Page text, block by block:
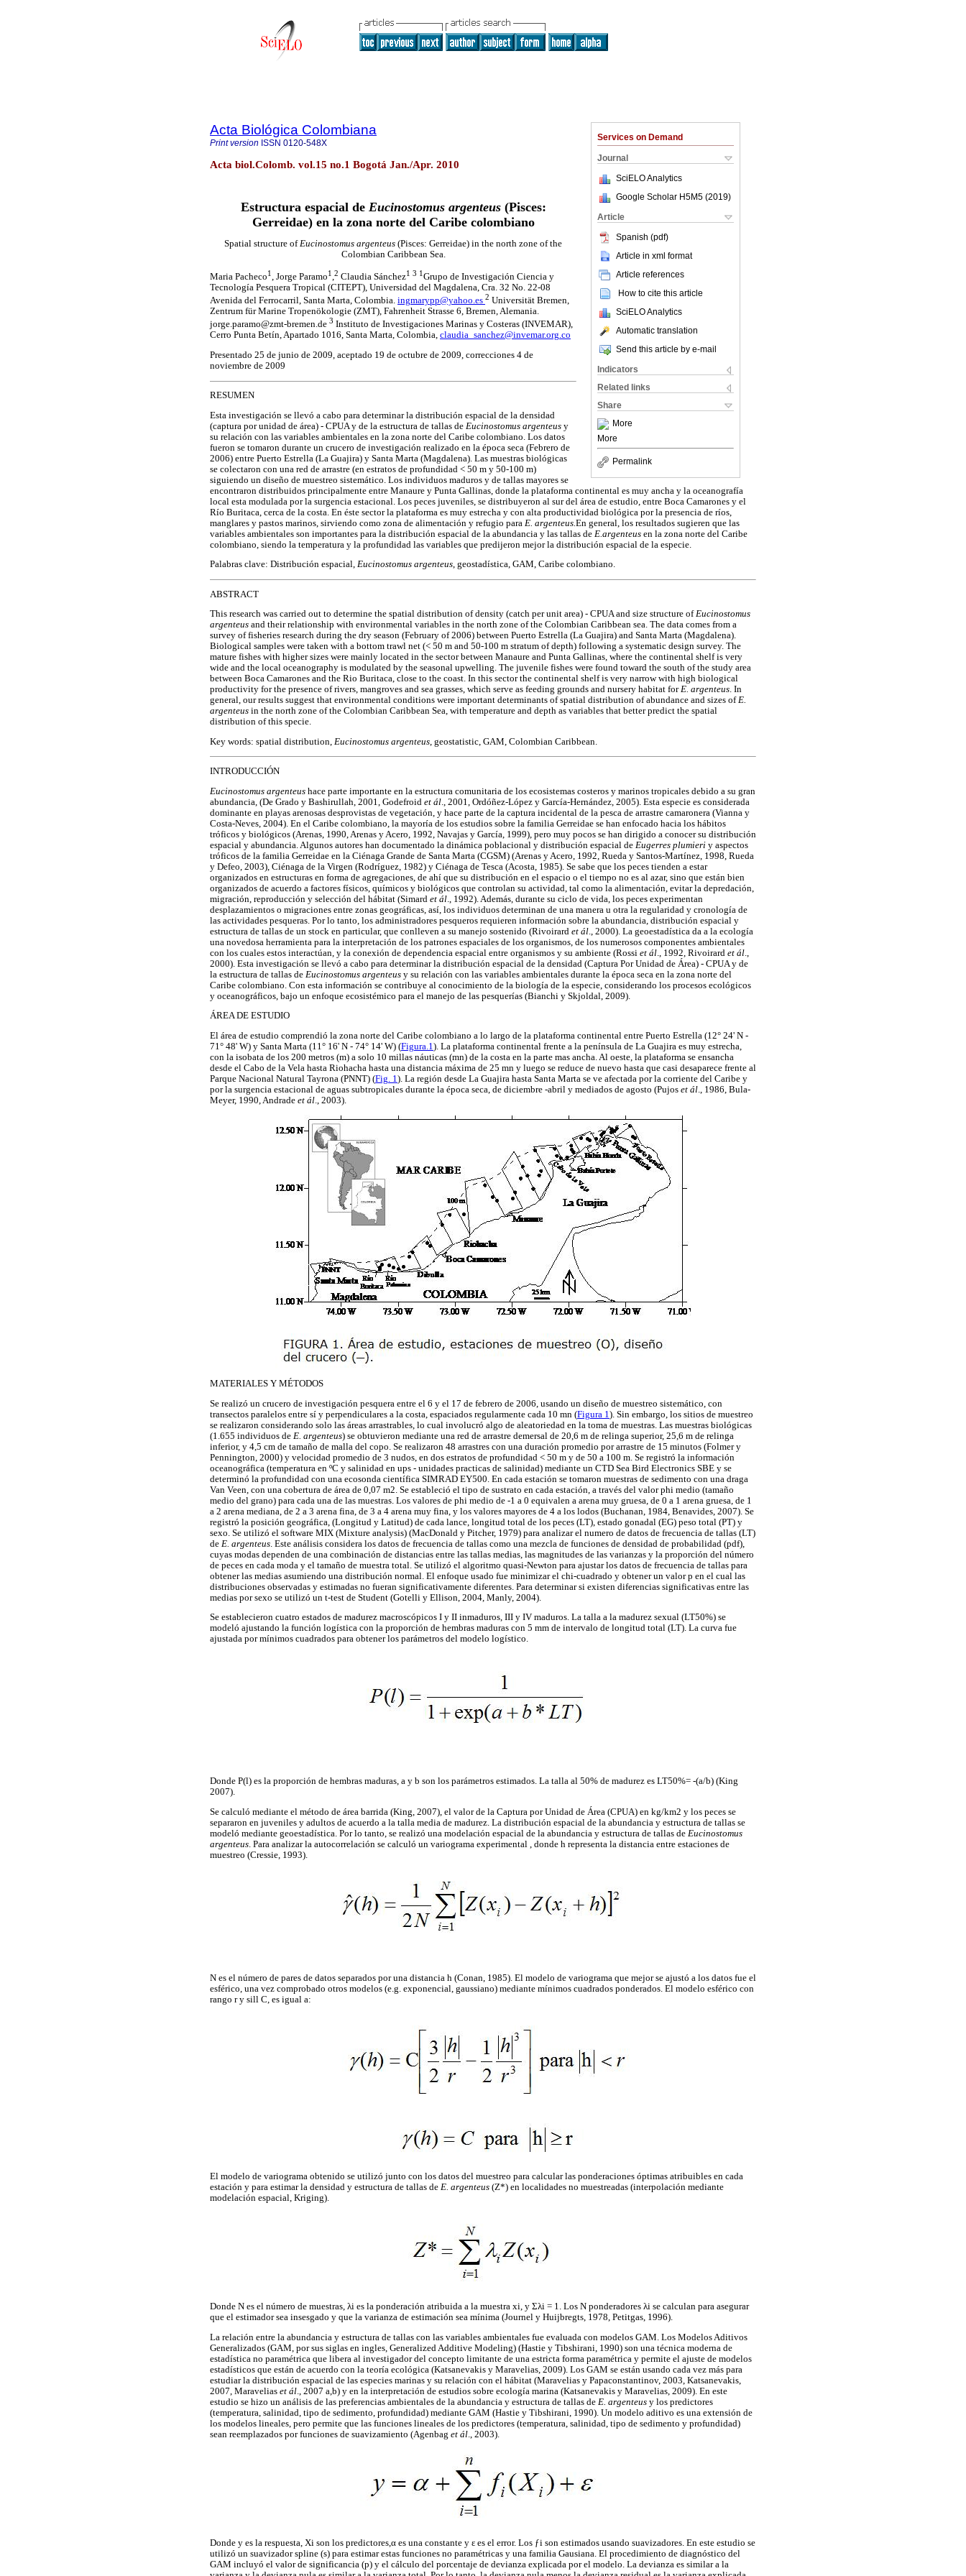
Services on Demand
Journal
SciELO Analytics
Google Scholar H5M5 (2019)
Article
Spanish (pdf)
Article in xml format
Article references
How to cite this article
SciELO Analytics
Automatic translation
Send this article by e-mail
Indicators
Related links
Share
More
More
Permalink
Acta Biológica Colombiana
Print version ISSN 0120-548X
Acta biol.Colomb. vol.15 no.1 Bogotá Jan./Apr. 2010
Estructura espacial de Eucinostomus argenteus (Pisces:
Gerreidae) en la zona norte del Caribe colombiano
Spatial structure ofEucinostomus argenteus (Pisces: Gerreidae) in the north zone of the
Colombian Caribbean Sea.
Maria Pacheco1 , Jorge Paramo1 ,2 Claudia Sánchez1 3 1 Grupo de Investigación Ciencia y
Tecnología Pesquera Tropical (CITEPT), Universidad del Magdalena, Cra. 32 No. 22-08
Avenida del Ferrocarril, Santa Marta, Colombia. ingmarypp@yahoo.es 2 Universität Bremen,
Zentrum für Marine Tropenökologie (ZMT), Fahrenheit Strasse 6, Bremen, Alemania.
jorge.paramo@zmt-bremen.de 3 Instituto de Investigaciones Marinas y Costeras (INVEMAR),
Cerro Punta Betín, Apartado 1016, Santa Marta, Colombia, claudia_sanchez@invemar.org.co
Presentado 25 de junio de 2009, aceptado 19 de octubre de 2009, correcciones 4 de
noviembre de 2009
RESUMEN
Esta investigación se llevó a cabo para determinar la distribución espacial de la densidad
(captura por unidad de área) - CPUA y de la estructura de tallas de Eucinostomus argenteus y
su relación con las variables ambientales en la zona norte del Caribe colombiano. Los datos
fueron se tomaron durante un crucero de investigación realizado en la época seca (Febrero de
2006) entre Puerto Estrella (La Guajira) y Santa Marta (Magdalena). Las muestras biológicas
se colectaron con una red de arrastre (en estratos de profundidad < 50 m y 50-100 m)
siguiendo un diseño de muestreo sistemático. Los individuos maduros y de tallas mayores se
encontraron distribuidos principalmente entre Manaure y Punta Gallinas, donde la plataforma continental es muy ancha y la oceanografía
local esta modulada por la surgencia estacional. Los peces juveniles, se distribuyeron al sur del área de estudio, entre Boca Camarones y el
Río Buritaca, cerca de la costa. En éste sector la plataforma es muy estrecha y con alta productividad biológica por la presencia de ríos,
manglares y pastos marinos, sirviendo como zona de alimentación y refugio para E. argenteus. En general, los resultados sugieren que las
variables ambientales son importantes para la distribución espacial de la abundancia y las tallas de E.argenteus en la zona norte del Caribe
colombiano, siendo la temperatura y la profundidad las variables que predijeron mejor la distribución espacial de la especie.
Palabras clave: Distribución espacial, Eucinostomus argenteus, geostadística, GAM, Caribe colombiano.
ABSTRACT
This research was carried out to determine the spatial distribution of density (catch per unit area) - CPUA and size structure ofEucinostomus
argenteus and their relationship with environmental variables in the north zone of the Colombian Caribbean sea. The data comes from a
survey of fisheries research during the dry season (February of 2006) between Puerto Estrella (La Guajira) and Santa Marta (Magdalena).
Biological samples were taken with a bottom trawl net (< 50 m and 50-100 m stratum of depth) following a systematic design survey. The
mature fishes with higher sizes were mainly located in the sector between Manaure and Punta Gallinas, where the continental shelf is very
wide and the local oceanography is modulated by the seasonal upwelling. The juvenile fishes were found toward the south of the study area
between Boca Camarones and the Rio Buritaca, close to the coast. In this sector the continental shelf is very narrow with high biological
productivity for the presence of rivers, mangroves and sea grasses, which serve as feeding grounds and nursery habitat forE. argenteus. In
general, our results suggest that environmental conditions were important determinants of spatial distribution of abundance and sizes ofE.
argenteus in the north zone of the Colombian Caribbean Sea, with temperature and depth as variables that better predict the spatial
distribution of this specie.
Key words: spatial distribution, Eucinostomus argenteus, geostatistic, GAM, Colombian Caribbean.
INTRODUCCIÓN
Eucinostomus argenteus hace parte importante en la estructura comunitaria de los ecosistemas costeros y marinos tropicales debido a su gran
abundancia, (De Grado y Bashirullah, 2001, Godefroid et ál ., 2001, Ordóñez-López y García-Hernández, 2005). Esta especie es considerada
dominante en playas arenosas desprovistas de vegetación, y hace parte de la captura incidental de la pesca de arrastre camaronera (Vianna y
Costa-Neves, 2004). En el Caribe colombiano, la mayoría de los estudios sobre la familia Gerreidae se han enfocado hacia los hábitos
tróficos y biológicos (Arenas, 1990, Arenas y Acero, 1992, Navajas y García, 1999), pero muy pocos se han dirigido a conocer su distribución
espacial y abundancia. Algunos autores han documentado la dinámica poblacional y distribución espacial de Eugerres plumieri y aspectos
tróficos de la familia Gerreidae en la Ciénaga Grande de Santa Marta (CGSM) (Arenas y Acero, 1992, Rueda y Santos-Martínez, 1998, Rueda
y Defeo, 2003), Ciénaga de la Virgen (Rodríguez, 1982) y Ciénaga de Tesca (Acosta, 1985). Se sabe que los peces tienden a estar
organizados en estructuras en forma de agregaciones, de ahí que su distribución en el espacio o el tiempo no es al azar, sino que están bien
organizados de acuerdo a factores físicos, químicos y biológicos que controlan su actividad, tal como la alimentación, evitar la depredación,
migración, reproducción y selección del hábitat (Simard et ál ., 1992). Además, durante su ciclo de vida, los peces experimentan
desplazamientos o migraciones entre zonas geográficas, así, los individuos determinan de una manera u otra la regularidad y cronología de
las actividades pesqueras. Por lo tanto, los administradores pesqueros requieren información sobre la abundancia, distribución espacial y
estructura de tallas de un stock en particular, que conlleven a su manejo sostenido (Rivoirard et ál ., 2000). La geoestadística da a la ecología
una novedosa herramienta para la interpretación de los patrones espaciales de los organismos, de los numerosos componentes ambientales
con los cuales estos interactúan, y la conexión de dependencia espacial entre organismos y su ambiente (Rossi et ál ., 1992, Rivoirard et ál
2000). Esta investigación se llevó a cabo para determinar la distribución espacial de la densidad (Captura Por Unidad de Área) - CPUA y de
la estructura de tallas de Eucinostomus argenteus y su relación con las variables ambientales durante la época seca en la zona norte del
Caribe colombiano. Con esta información se contribuye al conocimiento de la biología de la especie, considerando los procesos ecológicos
y oceanográficos, bajo un enfoque ecosistémico para el manejo de las pesquerías (Bianchi y Skjoldal, 2009).
ÁREA DE ESTUDIO
El área de estudio comprendió la zona norte del Caribe colombiano a lo largo de la plataforma continental entre Puerto Estrella (12° 24' N -
71° 48' W) y Santa Marta (11° 16' N - 74° 14' W) (Figura.1). La plataforma continental frente a la península de La Guajira es muy estrecha,
con la isobata de los 200 metros (m) a solo 10 millas náuticas (mn) de la costa en la parte mas ancha. Al oeste, la plataforma se ensancha
desde el Cabo de la Vela hasta Riohacha hasta una distancia máxima de 25 mn y luego se reduce de nuevo hasta que casi desaparece frente al
Parque Nacional Natural Tayrona (PNNT) (Fig. 1). La región desde La Guajira hasta Santa Marta se ve afectada por la corriente del Caribe y
por la surgencia estacional de aguas subtropicales durante la época seca, de diciembre -abril y mediados de agosto (Pujos et ál., 1986, Bula-
Meyer, 1990, Andrade et ál., 2003).
MATERIALES Y MÉTODOS
Se realizó un crucero de investigación pesquera entre el 6 y el 17 de febrero de 2006, usando un diseño de muestreo sistemático, con
transectos paralelos entre sí y perpendiculares a la costa, espaciados regularmente cada 10 mn (Figura 1 ). Sin embargo, los sitios de muestreo
se realizaron considerando solo las áreas arrastrables, lo cual involucró algo de aleatoriedad en la toma de muestras. Las muestras biológicas
(1.655 individuos de E. argenteus) se obtuvieron mediante una red de arrastre demersal de 20,6 m de relinga superior, 25,6 m de relinga
inferior, y 4,5 cm de tamaño de malla del copo. Se realizaron 48 arrastres con una duración promedio por arrastre de 15 minutos (Folmer y
Pennington, 2000) y velocidad promedio de 3 nudos, en dos estratos de profundidad < 50 m y de 50 a 100 m. Se registró la información
oceanográfica (temperatura en ºC y salinidad en ups - unidades practicas de salinidad) mediante un CTD Sea Bird Electronics SBE y se
determinó la profundidad con una ecosonda científica SIMRAD EY500. En cada estación se tomaron muestras de sedimento con una draga
Van Veen, con una cobertura de área de 0,07 m2. Se estableció el tipo de sustrato en cada estación, a través del valor phi medio (tamaño
medio del grano) para cada una de las muestras. Los valores de phi medio de -1 a 0 equivalen a arena muy gruesa, de 0 a 1 arena gruesa, de 1
a 2 arena mediana, de 2 a 3 arena fina, de 3 a 4 arena muy fina, y los valores mayores de 4 a los lodos (Buchanan, 1984, Benavides, 2007). Se
registró la posición geográfica, (Longitud y Latitud) de cada lance, longitud total de los peces (LT), estado gonadal (EG) peso total (PT) y
sexo. Se utilizó el software MIX (Mixture analysis) (MacDonald y Pitcher, 1979) para analizar el numero de datos de frecuencia de tallas (LT)
de E. argenteus . Este análisis considera los datos de frecuencia de tallas como una mezcla de funciones de densidad de probabilidad (pdf),
cuyas modas dependen de una combinación de distancias entre las tallas medias, las magnitudes de las varianzas y la proporción del número
de peces en cada moda y el tamaño de muestra total. Se utilizó el algoritmo quasi-Newton para ajustar los datos de frecuencia de tallas para
obtener las medias asumiendo una distribución normal. El enfoque usado fue minimizar el chi-cuadrado y obtener un valor p en el cual las
distribuciones observadas y estimadas no fueran significativamente diferentes. Para determinar si existen diferencias significativas entre las
medias por sexo se utilizó un t-test de Student (Gotelli y Ellison, 2004, Manly, 2004).
Se establecieron cuatro estados de madurez macroscópicos I y II inmaduros, III y IV maduros. La talla a la madurez sexual (LT50%) se
modeló ajustando la función logística con la proporción de hembras maduras con 5 mm de intervalo de longitud total (LT). La curva fue
ajustada por mínimos cuadrados para obtener los parámetros del modelo logístico.
Donde P(l) es la proporción de hembras maduras, a y b son los parámetros estimados. La talla al 50% de madurez es LT50%= -(a/b) (King
2007).
Se calculó mediante el método de área barrida (King, 2007), el valor de la Captura por Unidad de Área (CPUA) en kg/km2 y los peces se
separaron en juveniles y adultos de acuerdo a la talla media de madurez. La distribución espacial de la abundancia y estructura de tallas se
modeló mediante geoestadística. Por lo tanto, se realizó una modelación espacial de la abundancia y estructura de tallas de Eucinostomus
argenteus . Para analizar la autocorrelación se calculó un variograma experimental , donde h representa la distancia entre estaciones de
muestreo (Cressie, 1993).
N es el número de pares de datos separados por una distancia h (Conan, 1985). El modelo de variograma que mejor se ajustó a los datos fue el
esférico, una vez comprobado otros modelos (e.g. exponencial, gaussiano) mediante mínimos cuadrados ponderados. El modelo esférico con
rango r y sill C, es igual a:
El modelo de variograma obtenido se utilizó junto con los datos del muestreo para calcular las ponderaciones óptimas atribuibles en cada
estación y para estimar la densidad y estructura de tallas de E. argenteus (Z*) en localidades no muestreadas (interpolación mediante
modelación espacial, Kriging).
Donde N es el número de muestras, λi es la ponderación atribuida a la muestra xi, y Σλi = 1. Los N ponderadores λi se calculan para asegurar
que el estimador sea insesgado y que la varianza de estimación sea mínima (Journel y Huijbregts, 1978, Petitgas, 1996).
La relación entre la abundancia y estructura de tallas con las variables ambientales fue evaluada con modelos GAM. Los Modelos Aditivos
Generalizados (GAM, por sus siglas en ingles, Generalized Additive Modeling) (Hastie y Tibshirani, 1990) son una técnica moderna de
estadística no paramétrica que libera al investigador del concepto limitante de una estricta forma paramétrica y permite el ajuste de modelos
estadísticos que están de acuerdo con la teoría ecológica (Katsanevakis y Maravelias, 2009). Los GAM se están usando cada vez más para
estudiar la distribución espacial de las especies marinas y su relación con el hábitat (Maravelias y Papaconstantinov, 2003, Katsanevakis,
2007, Maravelias et ál ., 2007 a,b) y en la interpretación de estudios sobre ecología marina (Katsanevakis y Maravelias, 2009). En este
estudio se hizo un análisis de las preferencias ambientales de la abundancia y estructura de tallas de E. argenteus y los predictores
(temperatura, salinidad, tipo de sedimento, profundidad) mediante GAM (Hastie y Tibshirani, 1990). Un modelo aditivo es una extensión de
los modelos lineales, pero permite que las funciones lineales de los predictores (temperatura, salinidad, tipo de sedimento y profundidad)
sean reemplazados por funciones de suavizamiento (Agenbag et ál ., 2003).
Donde y es la respuesta, Xi son los predictores,α es una constante y ε es el error. Los ƒi son estimados usando suavizadores. En este estudio se
utilizó un suavizador spline (s) para estimar estas funciones no paramétricas y una familia Gausiana. El procedimiento de diagnóstico del
GAM incluyó el valor de significancia (p) y el cálculo del porcentaje de devianza explicada por el modelo. La devianza es similar a la